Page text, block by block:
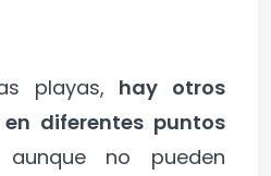
playas, hay otros
diferentes puntos
aunque no pueden